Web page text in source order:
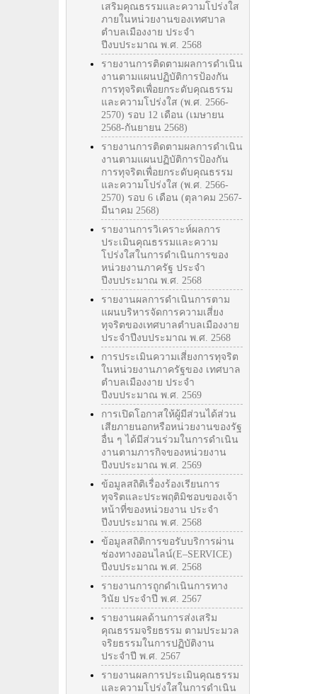
เสริมคุณธรรมและความโปร่งใส
ภายในหน่วยงานของเทศบาล
ตำบลเมืองงาย ประจำ
ปีงบประมาณ พ.ศ. 2568
รายงานการติดตามผลการดำเนิน
งานตามแผนปฏิบัติการป้องกัน
การทุจริตเพื่อยกระดับคุณธรรม
และความโปร่งใส (พ.ศ. 2566-
2570) รอบ 12 เดือน (เมษายน
2568-กันยายน 2568)
รายงานการติดตามผลการดำเนิน
งานตามแผนปฏิบัติการป้องกัน
การทุจริตเพื่อยกระดับคุณธรรม
และความโปร่งใส (พ.ศ. 2566-
2570) รอบ 6 เดือน (ตุลาคม 2567-
มีนาคม 2568)
รายงานการวิเคราะห์ผลการ
ประเมินคุณธรรมและความ
โปร่งใสในการดำเนินการของ
หน่วยงานภาครัฐ ประจำ
ปีงบประมาณ พ.ศ. 2568
รายงานผลการดำเนินการตาม
แผนบริหารจัดการความเสี่ยง
ทุจริตของเทศบาลตำบลเมืองงาย
ประจำปีงบประมาณ พ.ศ. 2568
การประเมินความเสี่ยงการทุจริต
ในหน่วยงานภาครัฐของ เทศบาล
ตำบลเมืองงาย ประจำ
ปีงบประมาณ พ.ศ. 2569
การเปิดโอกาสให้ผู้มีส่วนได้ส่วน
เสียภายนอกหรือหน่วยงานของรัฐ
อื่น ๆ ได้มีส่วนร่วมในการดำเนิน
งานตามภารกิจของหน่วยงาน
ปีงบประมาณ พ.ศ. 2569
ข้อมูลสถิติเรื่องร้องเรียนการ
ทุจริตและประพฤติมิชอบของเจ้า
หน้าที่ของหน่วยงาน ประจำ
ปีงบประมาณ พ.ศ. 2568
ข้อมูลสถิติการขอรับบริการผ่าน
ช่องทางออนไลน์(E–SERVICE)
ปีงบประมาณ พ.ศ. 2568
รายงานการถูกดำเนินการทาง
วินัย ประจำปี พ.ศ. 2567
รายงานผลด้านการส่งเสริม
คุณธรรมจริยธรรม ตามประมวล
จริยธรรมในการปฏิบัติงาน
ประจำปี พ.ศ. 2567
รายงานผลการประเมินคุณธรรม
และความโปร่งใสในการดำเนิน